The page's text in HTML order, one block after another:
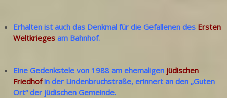
Erhalten ist auch das Denkmal für die Gefallenen des Ersten
Weltkrieges am Bahnhof.
Eine Gedenkstele von 1988 am ehemaligen jüdischen
Friedhofin der Lindenbruchstraße, erinnert an den „Guten
Ort“ der jüdischen Gemeinde.